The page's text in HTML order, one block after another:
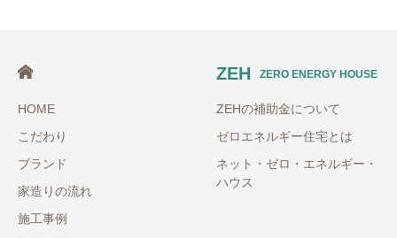
HOME
こだわり
ブランド
家造りの流れ
施工事例
ZEH ZERO ENERGY HOUSE
ZEHの補助金について
ゼロエネルギー住宅とは
ネット・ゼロ・エネルギー・
ハウス